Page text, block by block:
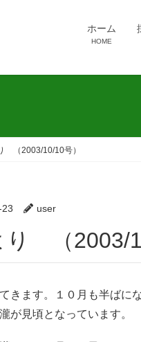
ホーム
HOME
（2003/10/10号）
user
り （2003/
きます。１０月も半ばに
が見頃となっています。